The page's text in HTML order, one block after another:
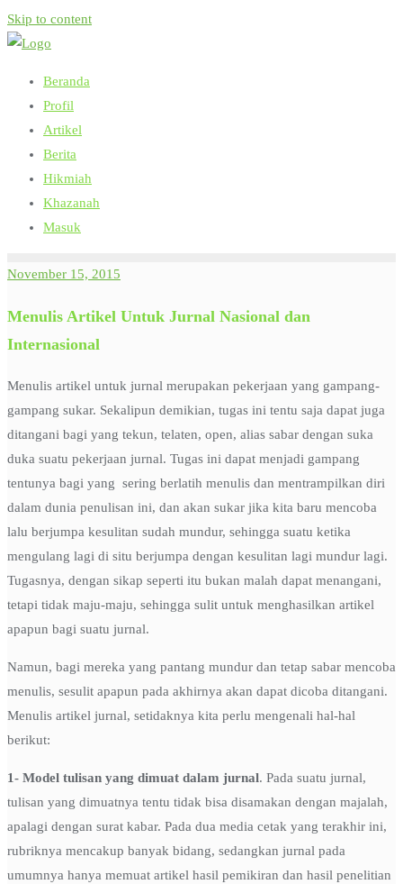
Skip to content
Beranda
Profil
Artikel
Berita
Hikmiah
Khazanah
Masuk
November 15, 2015
Menulis Artikel Untuk Jurnal Nasional dan
Internasional
Menulis artikel untuk jurnal merupakan pekerjaan yang gampang-
gampang sukar. Sekalipun demikian, tugas ini tentu saja dapat juga
ditangani bagi yang tekun, telaten, open, alias sabar dengan suka
duka suatu pekerjaan jurnal. Tugas ini dapat menjadi gampang
tentunya bagi yang sering berlatih menulis dan mentrampilkan diri
dalam dunia penulisan ini, dan akan sukar jika kita baru mencoba
lalu berjumpa kesulitan sudah mundur, sehingga suatu ketika
mengulang lagi di situ berjumpa dengan kesulitan lagi mundur lagi.
Tugasnya, dengan sikap seperti itu bukan malah dapat menangani,
tetapi tidak maju-maju, sehingga sulit untuk menghasilkan artikel
apapun bagi suatu jurnal.
Namun, bagi mereka yang pantang mundur dan tetap sabar mencoba
menulis, sesulit apapun pada akhirnya akan dapat dicoba ditangani.
Menulis artikel jurnal, setidaknya kita perlu mengenali hal-hal
berikut:
1- Model tulisan yang dimuat dalam jurnal. Pada suatu jurnal,
tulisan yang dimuatnya tentu tidak bisa disamakan dengan majalah,
apalagi dengan surat kabar. Pada dua media cetak yang terakhir ini,
rubriknya mencakup banyak bidang, sedangkan jurnal pada
umumnya hanya memuat artikel hasil pemikiran dan hasil penelitian